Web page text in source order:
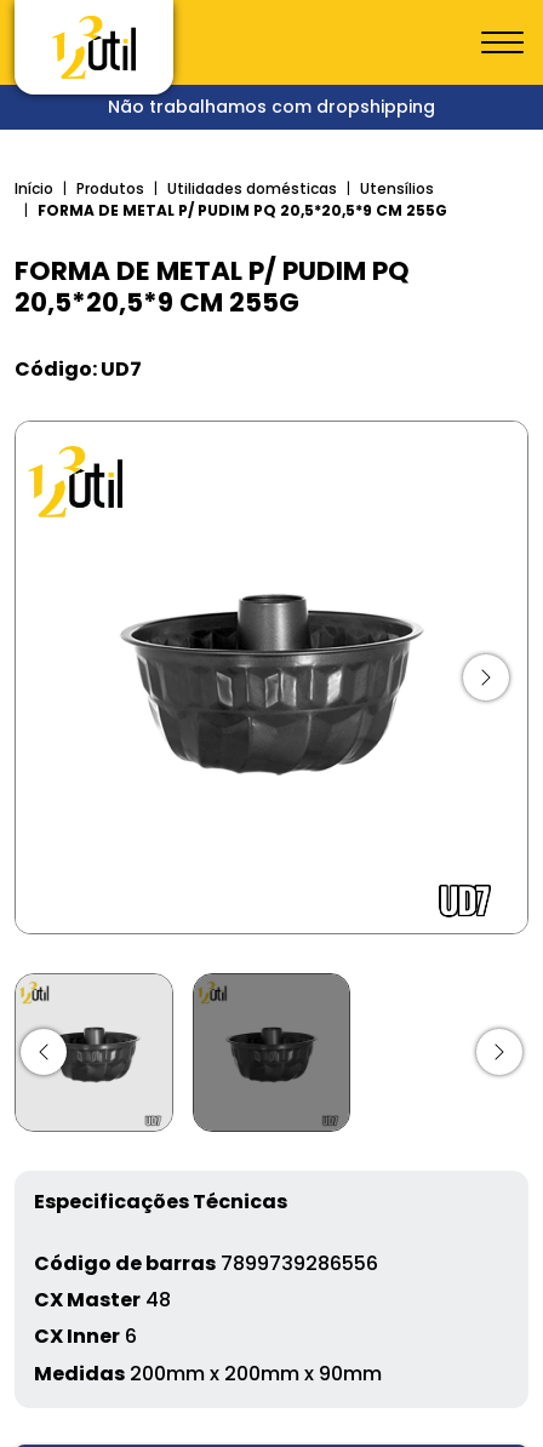
Não trabalhamos com dropshipping
Início Produtos Utilidades domésticas
Utensílios
FORMA DE METAL P/ PUDIM PQ 20,5*20,5*9 CM 255G
FORMA DE METAL P/ PUDIM PQ
20,5*20,5*9 CM 255G
Código: UD7
Especificações Técnicas
Código de barras 7899739286556
CX Master 48
CX Inner 6
Medidas 200mm x 200mm x 90mm